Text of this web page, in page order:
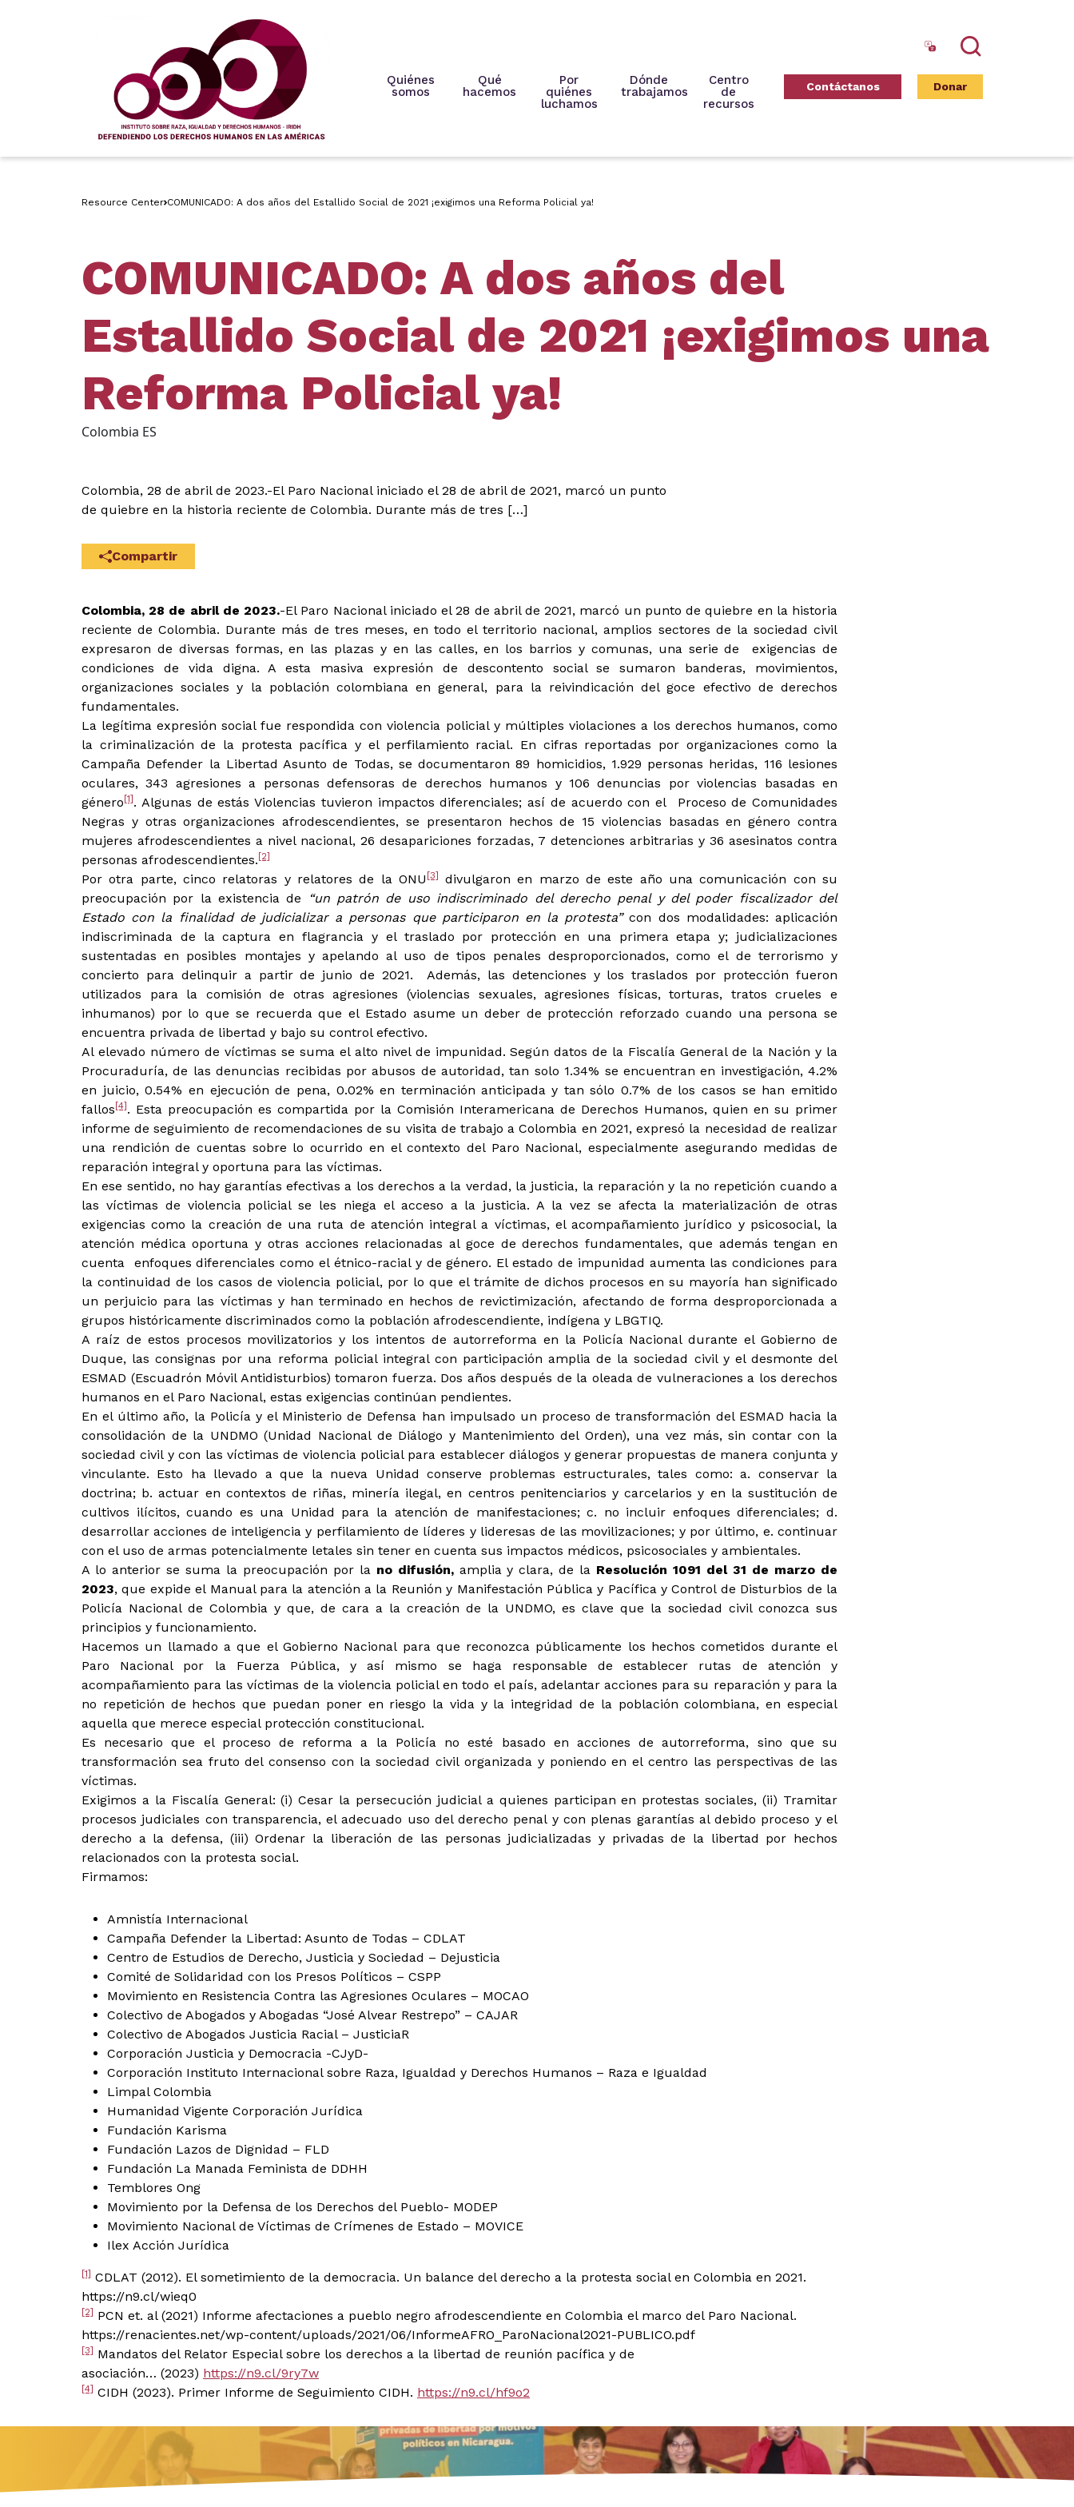
Search
Quiénes
somos
Qué
hacemos
Por
quiénes
luchamos
Dónde
trabajamos
Centro
de
recursos
Contáctanos Donar
Resource Center COMUNICADO: A dos años del Estallido Social de 2021 ¡exigimos una Reforma Policial ya!
COMUNICADO: A dos años del
Estallido Social de 2021 ¡exigimos una
Reforma Policial ya!
Colombia ES
Colombia, 28 de abril de 2023.-El Paro Nacional iniciado el 28 de abril de 2021, marcó un punto
de quiebre en la historia reciente de Colombia. Durante más de tres […]
Compartir
Colombia, 28 de abril de 2023.-El Paro Nacional iniciado el 28 de abril de 2021, marcó un punto de quiebre en la historia
reciente de Colombia. Durante más de tres meses, en todo el territorio nacional, amplios sectores de la sociedad civil
expresaron de diversas formas, en las plazas y en las calles, en los barrios y comunas, una serie de exigencias de
condiciones de vida digna. A esta masiva expresión de descontento social se sumaron banderas, movimientos,
organizaciones sociales y la población colombiana en general, para la reivindicación del goce efectivo de derechos
fundamentales.
La legítima expresión social fue respondida con violencia policial y múltiples violaciones a los derechos humanos, como
la criminalización de la protesta pacífica y el perfilamiento racial. En cifras reportadas por organizaciones como la
Campaña Defender la Libertad Asunto de Todas, se documentaron 89 homicidios, 1.929 personas heridas, 116 lesiones
oculares, 343 agresiones a personas defensoras de derechos humanos y 106 denuncias por violencias basadas en
género [1] . Algunas de estás Violencias tuvieron impactos diferenciales; así de acuerdo con el Proceso de Comunidades
Negras y otras organizaciones afrodescendientes, se presentaron hechos de 15 violencias basadas en género contra
mujeres afrodescendientes a nivel nacional, 26 desapariciones forzadas, 7 detenciones arbitrarias y 36 asesinatos contra
personas afrodescendientes. [2]
Por otra parte, cinco relatoras y relatores de la ONU[3]
divulgaron en marzo de este año una comunicación con su
preocupación por la existencia de “un patrón de uso indiscriminado del derecho penal y del poder fiscalizador del
Estado con la finalidad de judicializar a personas que participaron en la protesta”con dos modalidades: aplicación
indiscriminada de la captura en flagrancia y el traslado por protección en una primera etapa y; judicializaciones
sustentadas en posibles montajes y apelando al uso de tipos penales desproporcionados, como el de terrorismo y
concierto para delinquir a partir de junio de 2021. Además, las detenciones y los traslados por protección fueron
utilizados para la comisión de otras agresiones (violencias sexuales, agresiones físicas, torturas, tratos crueles e
inhumanos) por lo que se recuerda que el Estado asume un deber de protección reforzado cuando una persona se
encuentra privada de libertad y bajo su control efectivo.
Al elevado número de víctimas se suma el alto nivel de impunidad. Según datos de la Fiscalía General de la Nación y la
Procuraduría, de las denuncias recibidas por abusos de autoridad, tan solo 1.34% se encuentran en investigación, 4.2%
en juicio, 0.54% en ejecución de pena, 0.02% en terminación anticipada y tan sólo 0.7% de los casos se han emitido
fallos [4] . Esta preocupación es compartida por la Comisión Interamericana de Derechos Humanos, quien en su primer
informe de seguimiento de recomendaciones de su visita de trabajo a Colombia en 2021, expresó la necesidad de realizar
una rendición de cuentas sobre lo ocurrido en el contexto del Paro Nacional, especialmente asegurando medidas de
reparación integral y oportuna para las víctimas.
En ese sentido, no hay garantías efectivas a los derechos a la verdad, la justicia, la reparación y la no repetición cuando a
las víctimas de violencia policial se les niega el acceso a la justicia. A la vez se afecta la materialización de otras
exigencias como la creación de una ruta de atención integral a víctimas, el acompañamiento jurídico y psicosocial, la
atención médica oportuna y otras acciones relacionadas al goce de derechos fundamentales, que además tengan en
cuenta enfoques diferenciales como el étnico-racial y de género. El estado de impunidad aumenta las condiciones para
la continuidad de los casos de violencia policial, por lo que el trámite de dichos procesos en su mayoría han significado
un perjuicio para las víctimas y han terminado en hechos de revictimización, afectando de forma desproporcionada a
grupos históricamente discriminados como la población afrodescendiente, indígena y LBGTIQ.
A raíz de estos procesos movilizatorios y los intentos de autorreforma en la Policía Nacional durante el Gobierno de
Duque, las consignas por una reforma policial integral con participación amplia de la sociedad civil y el desmonte del
ESMAD (Escuadrón Móvil Antidisturbios) tomaron fuerza. Dos años después de la oleada de vulneraciones a los derechos
humanos en el Paro Nacional, estas exigencias continúan pendientes.
En el último año, la Policía y el Ministerio de Defensa han impulsado un proceso de transformación del ESMAD hacia la
consolidación de la UNDMO (Unidad Nacional de Diálogo y Mantenimiento del Orden), una vez más, sin contar con la
sociedad civil y con las víctimas de violencia policial para establecer diálogos y generar propuestas de manera conjunta y
vinculante. Esto ha llevado a que la nueva Unidad conserve problemas estructurales, tales como: a. conservar la
doctrina; b. actuar en contextos de riñas, minería ilegal, en centros penitenciarios y carcelarios y en la sustitución de
cultivos ilícitos, cuando es una Unidad para la atención de manifestaciones; c. no incluir enfoques diferenciales; d.
desarrollar acciones de inteligencia y perfilamiento de líderes y lideresas de las movilizaciones; y por último, e. continuar
con el uso de armas potencialmente letales sin tener en cuenta sus impactos médicos, psicosociales y ambientales.
A lo anterior se suma la preocupación por la no difusión,amplia y clara, de la Resolución 1091 del 31 de marzo de
2023, que expide el Manual para la atención a la Reunión y Manifestación Pública y Pacífica y Control de Disturbios de la
Policía Nacional de Colombia y que, de cara a la creación de la UNDMO, es clave que la sociedad civil conozca sus
principios y funcionamiento.
Hacemos un llamado a que el Gobierno Nacional para que reconozca públicamente los hechos cometidos durante el
Paro Nacional por la Fuerza Pública, y así mismo se haga responsable de establecer rutas de atención y
acompañamiento para las víctimas de la violencia policial en todo el país, adelantar acciones para su reparación y para la
no repetición de hechos que puedan poner en riesgo la vida y la integridad de la población colombiana, en especial
aquella que merece especial protección constitucional.
Es necesario que el proceso de reforma a la Policía no esté basado en acciones de autorreforma, sino que su
transformación sea fruto del consenso con la sociedad civil organizada y poniendo en el centro las perspectivas de las
víctimas.
Exigimos a la Fiscalía General: (i) Cesar la persecución judicial a quienes participan en protestas sociales, (ii) Tramitar
procesos judiciales con transparencia, el adecuado uso del derecho penal y con plenas garantías al debido proceso y el
derecho a la defensa, (iii) Ordenar la liberación de las personas judicializadas y privadas de la libertad por hechos
relacionados con la protesta social.
Firmamos:
Amnistía Internacional
Campaña Defender la Libertad: Asunto de Todas – CDLAT
Centro de Estudios de Derecho, Justicia y Sociedad – Dejusticia
Comité de Solidaridad con los Presos Políticos – CSPP
Movimiento en Resistencia Contra las Agresiones Oculares – MOCAO
Colectivo de Abogados y Abogadas “José Alvear Restrepo” – CAJAR
Colectivo de Abogados Justicia Racial – JusticiaR
Corporación Justicia y Democracia -CJyD-
Corporación Instituto Internacional sobre Raza, Igualdad y Derechos Humanos – Raza e Igualdad
Limpal Colombia
Humanidad Vigente Corporación Jurídica
Fundación Karisma
Fundación Lazos de Dignidad – FLD
Fundación La Manada Feminista de DDHH
Temblores Ong
Movimiento por la Defensa de los Derechos del Pueblo- MODEP
Movimiento Nacional de Víctimas de Crímenes de Estado – MOVICE
Ilex Acción Jurídica
[1] CDLAT (2012). El sometimiento de la democracia. Un balance del derecho a la protesta social en Colombia en 2021.
https://n9.cl/wieq0
[2] PCN et. al (2021) Informe afectaciones a pueblo negro afrodescendiente en Colombia el marco del Paro Nacional.
https://renacientes.net/wp-content/uploads/2021/06/InformeAFRO_ParoNacional2021-PUBLICO.pdf
[3] Mandatos del Relator Especial sobre los derechos a la libertad de reunión pacífica y de
asociación… (2023) https://n9.cl/9ry7w
[4] CIDH (2023). Primer Informe de Seguimiento CIDH. https://n9.cl/hf9o2